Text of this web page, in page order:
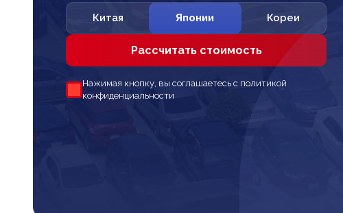
Китая Японии Кореи
Рассчитать стоимость
Нажимая кнопку, вы соглашаетесь с политикой
конфиденциальности